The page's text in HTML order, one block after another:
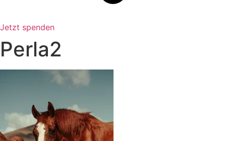
Jetzt spenden
Perla2